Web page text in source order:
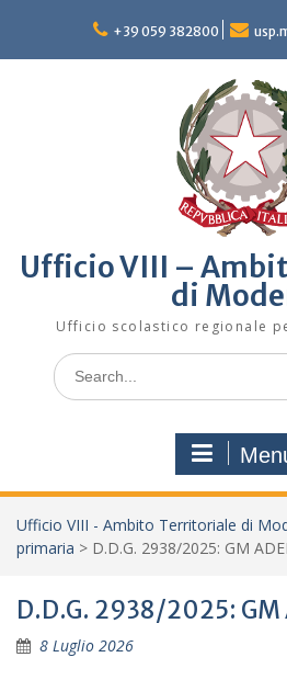
content
+39 059 382800
Ufficio VIII –
di
Ufficio scolastico regionale
Search
for:
Ufficio VIII - Ambito Territoriale di
primaria > D.D.G. 2938/2025: GM
D.D.G. 2938/2025:
8 Luglio 2026